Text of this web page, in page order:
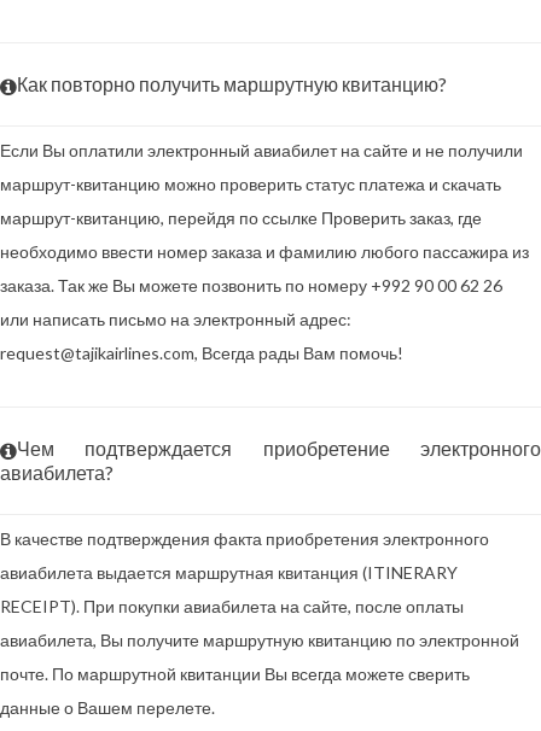
Как повторно получить маршрутную квитанцию?
Если Вы оплатили электронный авиабилет на сайте и не получили
маршрут-квитанцию можно проверить статус платежа и скачать
маршрут-квитанцию, перейдя по ссылке Проверить заказ, где
необходимо ввести номер заказа и фамилию любого пассажира из
заказа. Так же Вы можете позвонить по номеру +992 90 00 62 26
или написать письмо на электронный адрес:
request@tajikairlines.com, Всегда рады Вам помочь!
Чем подтверждается приобретение электронного
авиабилета?
В качестве подтверждения факта приобретения электронного
авиабилета выдается маршрутная квитанция (ITINERARY
RECEIPT). При покупки авиабилета на сайте, после оплаты
авиабилета, Вы получите маршрутную квитанцию по электронной
почте. По маршрутной квитанции Вы всегда можете сверить
данные о Вашем перелете.